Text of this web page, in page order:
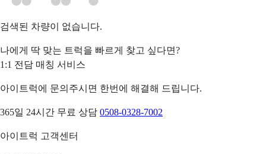
검색된 차량이 없습니다.
나에게 딱 맞는 트럭을 빠르게 찾고 싶다면?
1:1 전담 매칭 서비스
아이트럭에 문의주시면 한번에 해결해 드립니다.
365일 24시간 무료 상담 0508-0328-7002
아이트럭 고객센터